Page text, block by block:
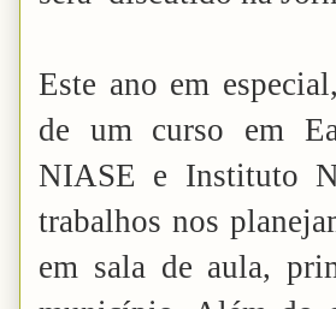
Este ano em
de um curso em
NIASE e Instituto
trabalhos nos
em sala de aula,